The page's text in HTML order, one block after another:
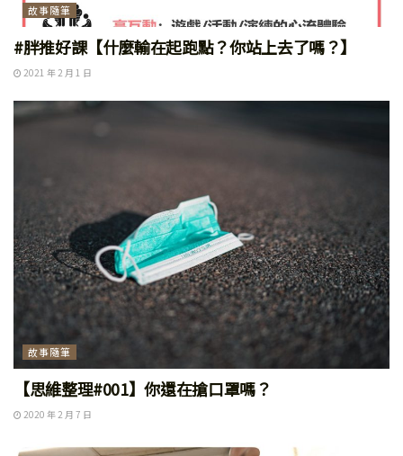
故事隨筆
#胖推好課【什麼輸在起跑點？你站上去了嗎？】
2021 年 2 月 1 日
故事隨筆
【思維整理#001】你還在搶口罩嗎？
2020 年 2 月 7 日